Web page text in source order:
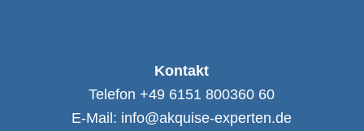
Kontakt
Telefon +49 6151 800360 60
E-Mail: info@akquise-experten.de